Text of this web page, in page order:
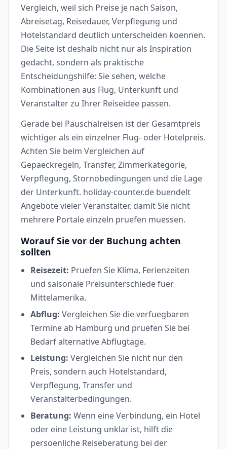
Vergleich, weil sich Preise je nach Saison,
Abreisetag, Reisedauer, Verpflegung und
Hotelstandard deutlich unterscheiden koennen.
Die Seite ist deshalb nicht nur als Inspiration
gedacht, sondern als praktische
Entscheidungshilfe: Sie sehen, welche
Kombinationen aus Flug, Unterkunft und
Veranstalter zu Ihrer Reiseidee passen.
Gerade bei Pauschalreisen ist der Gesamtpreis
wichtiger als ein einzelner Flug- oder Hotelpreis.
Achten Sie beim Vergleichen auf
Gepaeckregeln, Transfer, Zimmerkategorie,
Verpflegung, Stornobedingungen und die Lage
der Unterkunft. holiday-counter.de buendelt
Angebote vieler Veranstalter, damit Sie nicht
mehrere Portale einzeln pruefen muessen.
Worauf Sie vor der Buchung achten
sollten
Reisezeit: Pruefen Sie Klima, Ferienzeiten
und saisonale Preisunterschiede fuer
Mittelamerika.
Abflug: Vergleichen Sie die verfuegbaren
Termine ab Hamburg und pruefen Sie bei
Bedarf alternative Abflugtage.
Leistung: Vergleichen Sie nicht nur den
Preis, sondern auch Hotelstandard,
Verpflegung, Transfer und
Veranstalterbedingungen.
Beratung: Wenn eine Verbindung, ein Hotel
oder eine Leistung unklar ist, hilft die
persoenliche Reiseberatung bei der